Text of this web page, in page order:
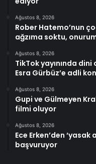
Ağustos 8, 2026
Rober Hatemo’nun
ağzıma soktu, onurum
Ağustos 8, 2026
TikTok yayınında
Esra Gürbüz’e adli
Ağustos 8, 2026
Gupi ve Gülmeyen
filmi oluyor
Ağustos 8, 2026
Ece Erken’den
başvuruyor